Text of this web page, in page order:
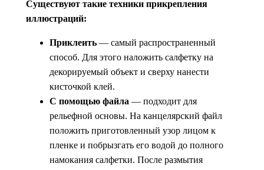
Существуют такие техники прикрепления
иллюстраций:
Приклеить — самый распространенный
способ. Для этого наложить салфетку на
декорируемый объект и сверху нанести
кисточкой клей.
С помощью файла — подходит для
рельефной основы. На канцелярский файл
положить приготовленный узор лицом к
пленке и побрызгать его водой до полного
намокания салфетки. После размытия